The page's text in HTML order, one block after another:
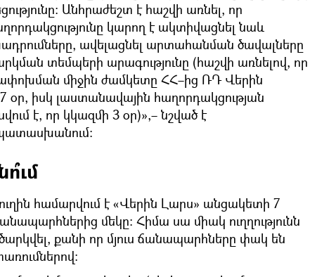
Անհրաժեշտ է հաշվի առնել, որ
կարող է ակտիվացնել նաև
ավելացնել արտահանման ծավալները
տեմպերի արագությունը (հաշվի առնելով, որ
միջին ժամկետը ՀՀ–ից ՌԴ Վերին
օր, իսկ լաստանավային հաղորդակցության
է, որ կկազմի 3 օր)»,– նշված է
համարվում է «Վերին Լարս» անցակետի 7
մեկը։ Հիմա սա միակ ուղղությունն
քանի որ մյուս ճանապարհները փակ են